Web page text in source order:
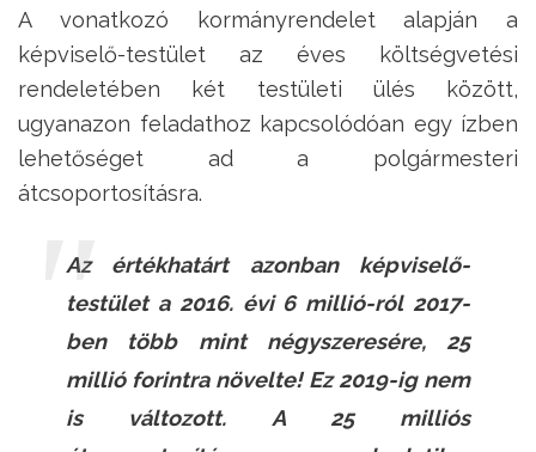
A vonatkozó kormányrendelet alapján a
képviselő-testület az éves költségvetési
rendeletében két testületi ülés között,
ugyanazon feladathoz kapcsolódóan egy ízben
lehetőséget ad a polgármesteri
átcsoportosításra.
Az értékhatárt azonban képviselő-
testület a 2016. évi 6 millió-ról 2017-
ben több mint négyszeresére, 25
millió forintra növelte! Ez 2019-ig nem
is változott. A 25 milliós